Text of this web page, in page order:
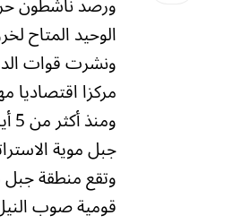
الوحيد المتاح
ونشرت قوات
مركزا اقتصاديا
جبل موية الاستراتيجية الرابطة
وتقع منطقة
قومية صوب النيل